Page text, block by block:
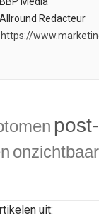
Allround Redacteur
https://
onzichtbaar
uit: